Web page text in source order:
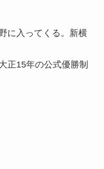
に入ってくる。新横
正15年の公式優勝制